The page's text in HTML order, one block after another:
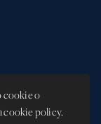
cookie o
cookie policy.